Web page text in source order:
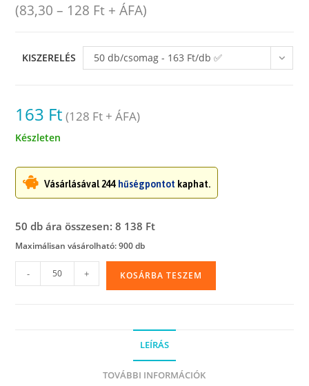
(83,30– 128 Ft + ÁFA)
KISZERELÉS
50 db/csomag - 163 Ft/db ✅
163 Ft (128 Ft + ÁFA)
Készleten
Vásárlásával 244 hűségpontot kaphat.
50 db ára összesen: 8 138 Ft
Maximálisan vásárolható: 900 db
Futártasak,
550
- + KOSÁRBA TESZEM
LEÍRÁS
TOVÁBBI INFORMÁCIÓK